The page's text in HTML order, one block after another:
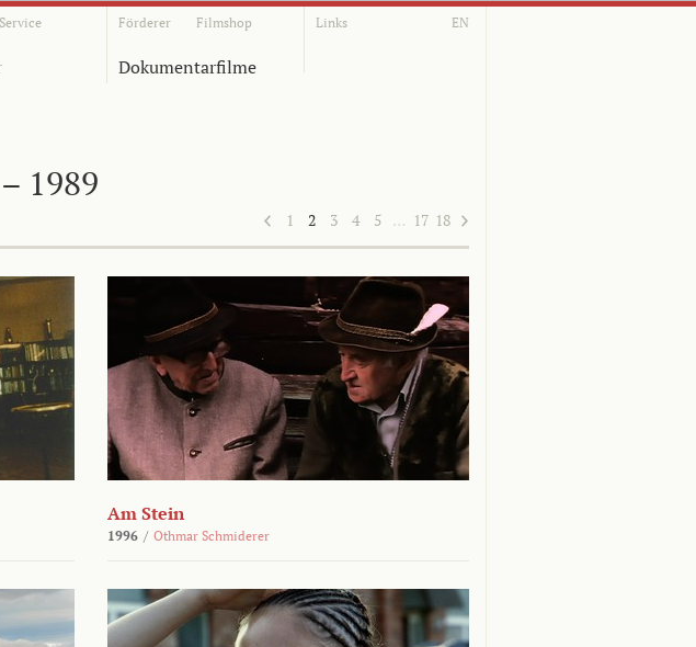
Service Förderer Filmshop Links EN
Dokumentarfilme
– 1989
1 2 3 4 5 … 17 18
Am Stein
1996 / Othmar Schmiderer